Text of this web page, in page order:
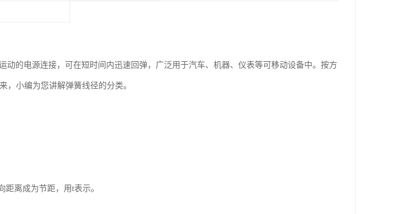
动的电源连接，可在短时间内迅速回弹，广泛用于汽车、机器、仪表等可移动设备中。按方
，小编为您讲解弹簧线径的分类。
离成为节距，用t表示。